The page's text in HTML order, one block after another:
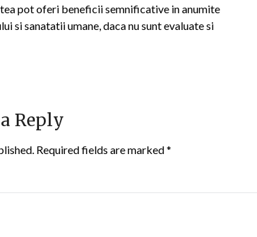
pot oferi beneficii semnificative in anumite
si sanatatii umane, daca nu sunt evaluate si
Reply
Required fields are marked*